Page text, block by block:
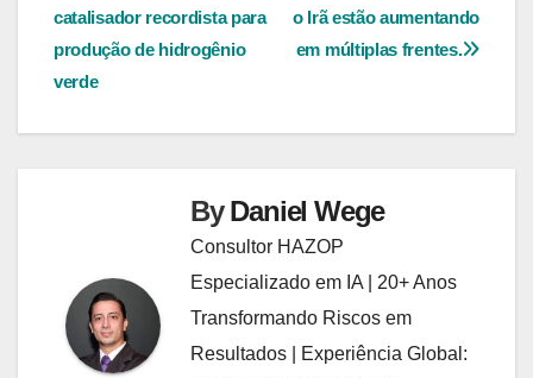
de
Post
o Irã estão aumentando
em múltiplas frentes.
catalisador recordista para
produção de hidrogênio
verde
ByDaniel Wege
Consultor HAZOP
Especializado em IA | 20+ Anos
Transformando Riscos em
Resultados | Experiência Global: